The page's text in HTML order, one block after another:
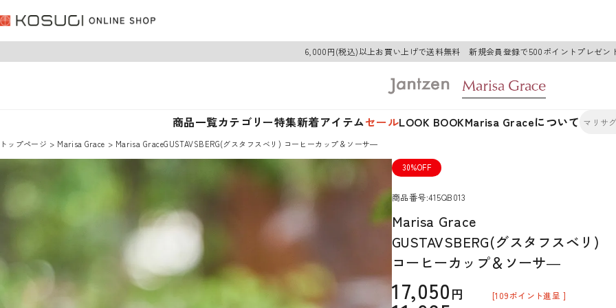
6,000円(税込)以上お買い上げで送料無料 新規会員登録で500ポイントプレゼン
商品一覧カテゴリー特集新着アイテムセールLOOK BOOKMarisa Graceについて
トップページ Marisa Grace Marisa GraceGUSTAVSBERG(グスタフスベリ) コーヒーカップ＆ソーサ―
30%OFF
商品番号 415QB013
Marisa Grace
GUSTAVSBERG(グスタフスベリ)
コーヒーカップ＆ソーサ―
17,050 [109ポイント進呈 ]